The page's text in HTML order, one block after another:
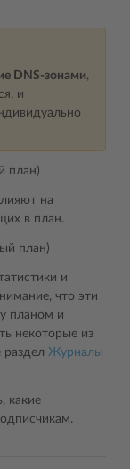
DNS-зонами,
и
план)
на
в план.
план)
и
что эти
планом и
некоторые из
раздел Журналы
какие